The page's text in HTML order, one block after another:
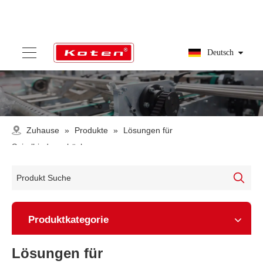
Deutsch
Zuhause » Produkte »
Lösungen für
Spiralbindungsbücher
Produktkategorie
Lösungen für